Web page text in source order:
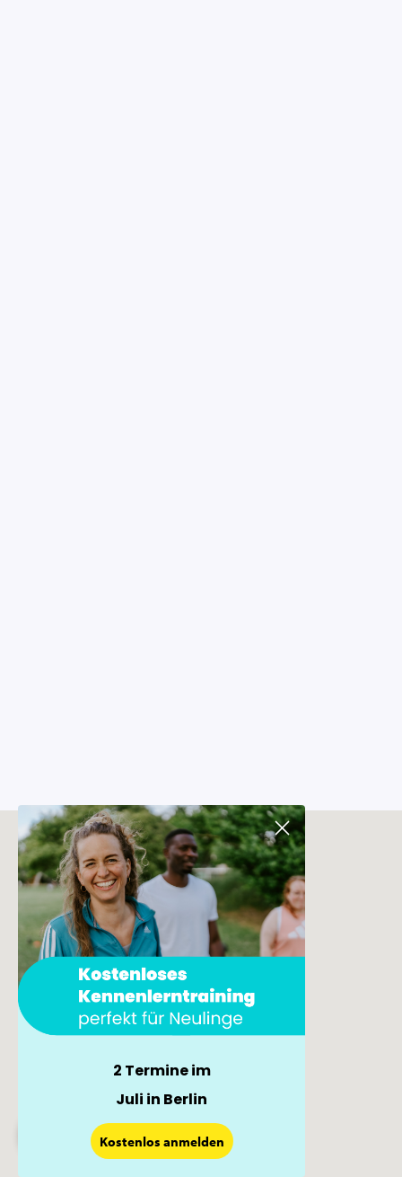
2 Termine im
Juli in Berlin
Kostenlos anmelden